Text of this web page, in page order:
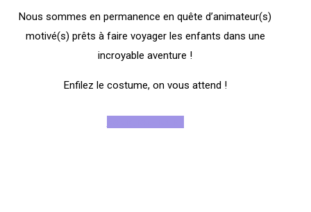
Nous sommes en permanence en quête d’animateur(s)
motivé(s) prêts à faire voyager les enfants dans une
incroyable aventure !
Enfilez le costume, on vous attend !